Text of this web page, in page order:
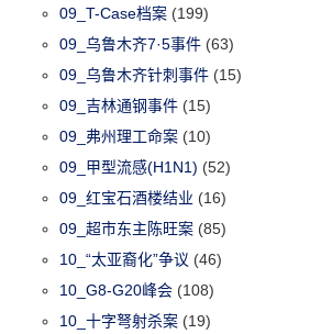
09_T-Case档案 (199)
09_乌鲁木齐7·5事件 (63)
09_乌鲁木齐针刺事件 (15)
09_吉林通钢事件 (15)
09_弗州理工命案 (10)
09_甲型流感(H1N1) (52)
09_红宝石酒楼结业 (16)
09_超市东主陈旺案 (85)
10_“太亚裔化”争议 (46)
10_G8-G20峰会 (108)
10_十字弩射杀案 (19)